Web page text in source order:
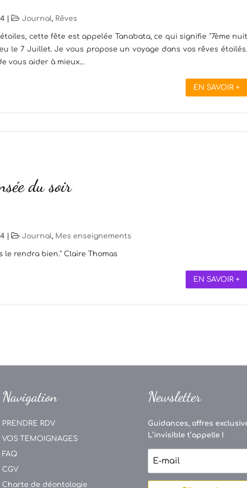
Journal, Rêves
cette fête est appelée Tanabata, ce qui signifie "7ème
le 7 Juillet. Je vous propose un voyage dans vos rêves
vous aider à mieux...
EN SAVOIR +
du soir
Journal, Mes enseignements
le rendra bien." Claire Thomas
EN SAVOIR +
Navigation
PRENDRE RDV
VOS TEMOIGNAGES
FAQ
CGV
Charte de déontologie
Newsletter
Guidances, offres
L’invisible t’appelle !